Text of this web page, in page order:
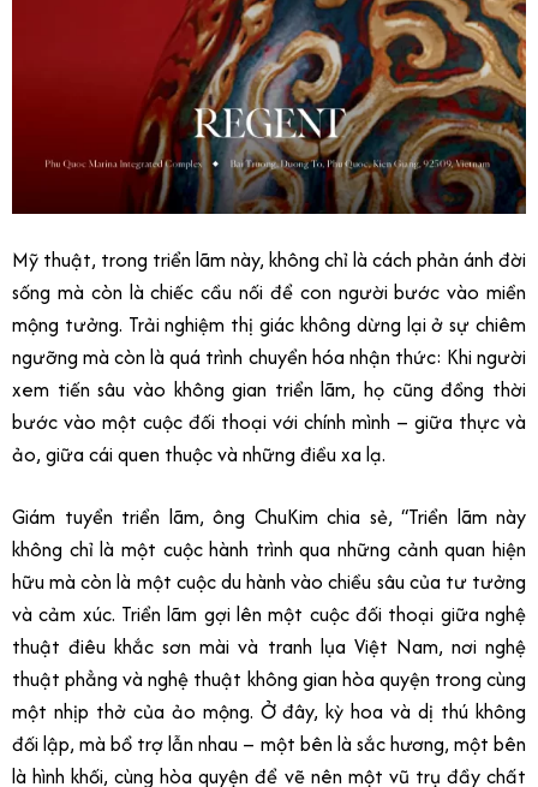
Mỹ thuật, trong triển lãm này, không chỉ là cách phản ánh đời
sống mà còn là chiếc cầu nối để con người bước vào miền
mộng tưởng. Trải nghiệm thị giác không dừng lại ở sự chiêm
ngưỡng mà còn là quá trình chuyển hóa nhận thức: Khi người
xem tiến sâu vào không gian triển lãm, họ cũng đồng thời
bước vào một cuộc đối thoại với chính mình – giữa thực và
ảo, giữa cái quen thuộc và những điều xa lạ.
Giám tuyển triển lãm, ông ChuKim chia sẻ, “Triển lãm này
không chỉ là một cuộc hành trình qua những cảnh quan hiện
hữu mà còn là một cuộc du hành vào chiều sâu của tư tưởng
và cảm xúc. Triển lãm gợi lên một cuộc đối thoại giữa nghệ
thuật điêu khắc sơn mài và tranh lụa Việt Nam, nơi nghệ
thuật phẳng và nghệ thuật không gian hòa quyện trong cùng
một nhịp thở của ảo mộng. Ở đây, kỳ hoa và dị thú không
đối lập, mà bổ trợ lẫn nhau – một bên là sắc hương, một bên
là hình khối, cùng hòa quyện để vẽ nên một vũ trụ đầy chất